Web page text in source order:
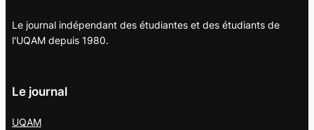
Le journal indépendant des étudiantes et des étudiants de
l'UQAM depuis 1980.
Le journal
UQAM